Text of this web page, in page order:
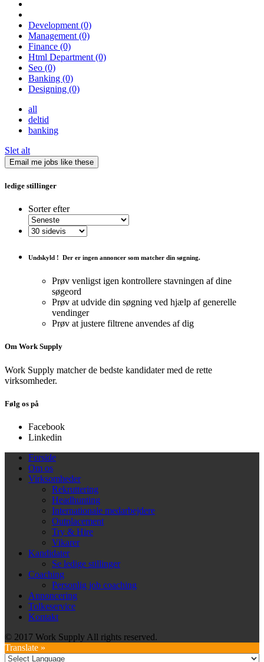
Development (0)
Management (0)
Finance (0)
Html Department (0)
Seo (0)
Banking (0)
Designing (0)
all
deltid
banking
Slet alt
Email me jobs like these
ledige stillinger
Sorter efter
Undskyld ! Der er ingen annoncer som matcher din søgning.
Prøv venligst igen kontrollere stavningen af ​​dine
søgeord
Prøv at udvide din søgning ved hjælp af generelle
vendinger
Prøv at justere filtrene anvendes af dig
Om Work Supply
Work Supply matcher de bedste kandidater med de rette
virksomheder.
Følg os på
Facebook
Linkedin
Forside
Om os
Virksomheder
Rekruttering
Headhunting
Internationale medarbejdere
Outplacement
Try & Hire
Vikarer
Kandidater
Se ledige stillinger
Coaching
Personlig job coaching
Annoncering
Tolkeservice
Kontakt
© 2017 Work Supply All rights reserved.
Translate »